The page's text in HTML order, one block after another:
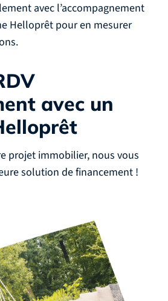
avec l’accompagnement
Helloprêt pour en mesurer
avec un
projet immobilier, nous vous
solution de financement !